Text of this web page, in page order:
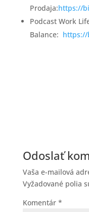
Prodaja:https://
Podcast Work
Balance:
Odoslať
Vaša e-mailová
Vyžadované polia
Komentár *